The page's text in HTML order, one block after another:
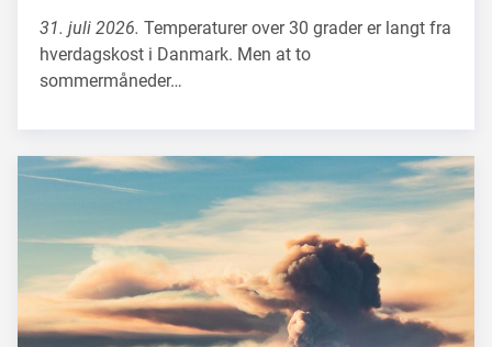
31. juli 2026. Temperaturer over 30 grader er langt fra
hverdagskost i Danmark. Men at to
sommermåneder…